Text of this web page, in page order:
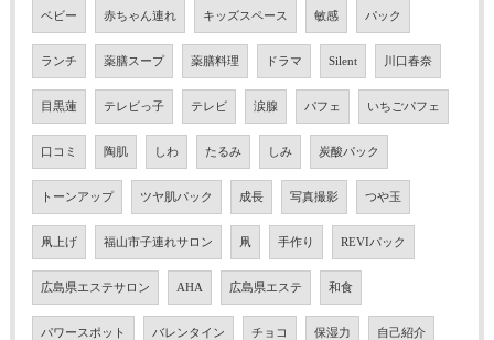
ベビー 赤ちゃん連れ キッズスペース 敏感 パック
ランチ 薬膳スープ 薬膳料理 ドラマ Silent 川口春奈
目黒蓮 テレビっ子 テレビ 涙腺 パフェ いちごパフェ
口コミ 陶肌 しわ たるみ しみ 炭酸パック
トーンアップ ツヤ肌パック 成長 写真撮影 つや玉
凧上げ 福山市子連れサロン 凧 手作り REVIパック
広島県エステサロン AHA 広島県エステ 和食
パワースポット バレンタイン チョコ 保湿力 自己紹介